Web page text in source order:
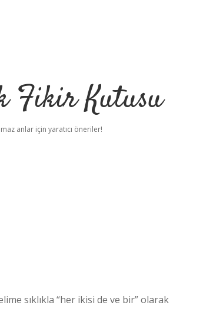
Fikir Kutusu
anlar için yaratıcı öneriler!
sıklıkla “her ikisi de ve bir” olarak